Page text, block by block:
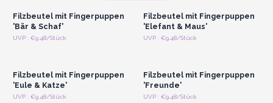
Filzbeutel mit Fingerpuppen
'Bär & Schaf'
UVP : €9.48/Stück
Filzbeutel mit Fingerpuppen
'Elefant & Maus'
UVP : €9.48/Stück
Anmelden oder
Filzbeutel mit Fingerpuppen
'Eule & Katze'
UVP : €9.48/Stück
Anmelden oder
Filzbeutel mit Fingerpuppen
'Freunde'
UVP : €9.48/Stück
Anmelden oder
Anmelden oder